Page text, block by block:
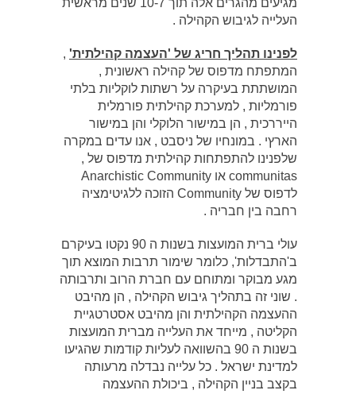
מגיעים מהגרים אלה תוך 10-7 שנים מראשית
העלייה לגיבוש הקהילה .
לפנינו תהליך חריג של 'העצמה קהילתית' ,
המתפתח מדפוס של קהילה ראשונית ,
המושתתת בעיקרה על רשתות לוקליות בלתי
פורמליות , למערכת קהילתית פורמלית
הייררכית , הן במישור הלוקלי והן במישור
הארץי . במונחיו של ניסבט , אנו עדים במקרה
שלפנינו להתפתחות קהילתית מדפוס של ,
communitas או Anarchistic Community
לדפוס של Community הזוכה ללגיטימציה
רחבה בין חבריה .
עולי ברית המועצות בשנות ה 90 נקטו בעיקרם
ב'התבדלות', כלומר שימור תרבות המוצא תוך
מגע מבוקר ומתוחם עם חברת הרוב ותרבותה
. שוני זה בתהליך גיבוש הקהילה , הן מהיבט
ההעצמה הקהילתית והן מהיבט אסטרטגיית
הקליטה , מייחד את העלייה מברית המועצות
בשנות ה 90 בהשוואה לעליות קודמות שהגיעו
למדינת ישראל . כל עלייה נבדלה מרעותה
בקצב בניין הקהילה , ביכולת ההעצמה